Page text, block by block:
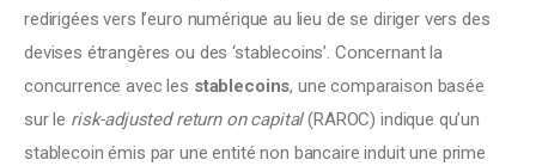
redirigées vers l’euro numérique au lieu de se diriger vers des
devises étrangères ou des ‘stablecoins’. Concernant la
concurrence avec les stablecoins, une comparaison basée
sur le risk-adjusted return on capital (RAROC) indique qu’un
stablecoin émis par une entité non bancaire induit une prime